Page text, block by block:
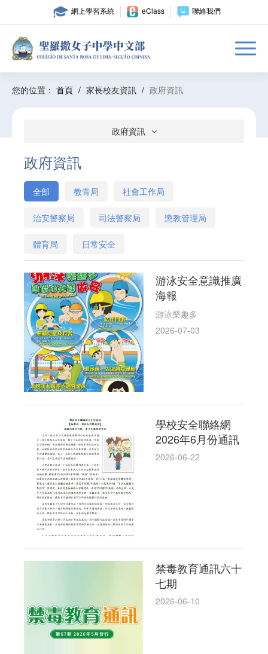
網上學習系統 eClass 聯絡我們
您的位置： 首頁 / 家長校友資訊 / 政府資訊
政府資訊
政府資訊
全部 教青局 社會工作局
治安警察局 司法警察局 懲教管理局
體育局 日常安全
游泳安全意識推廣
海報
游泳樂趣多
2026-07-03
學校安全聯絡網
2026年6月份通訊
2026-06-22
禁毒教育通訊六十
七期
2026-06-10